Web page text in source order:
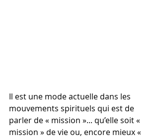
Il est une mode actuelle dans les
mouvements spirituels qui est de
parler de « mission »... qu’elle soit «
mission » de vie ou, encore mieux «